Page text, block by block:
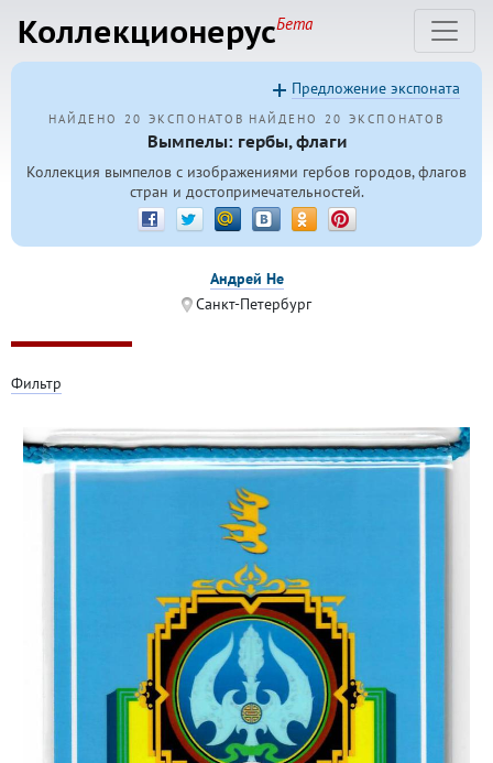
КоллекционерусБета
НАЙДЕНО 20 ЭКСПОНАТОВ НАЙДЕНО 20 ЭКСПОНАТОВ
Вымпелы: гербы, флаги
Коллекция вымпелов с изображениями гербов городов, флагов
стран и достопримечательностей.
Предложение экспоната
Андрей Не
Санкт-Петербург
Фильтр